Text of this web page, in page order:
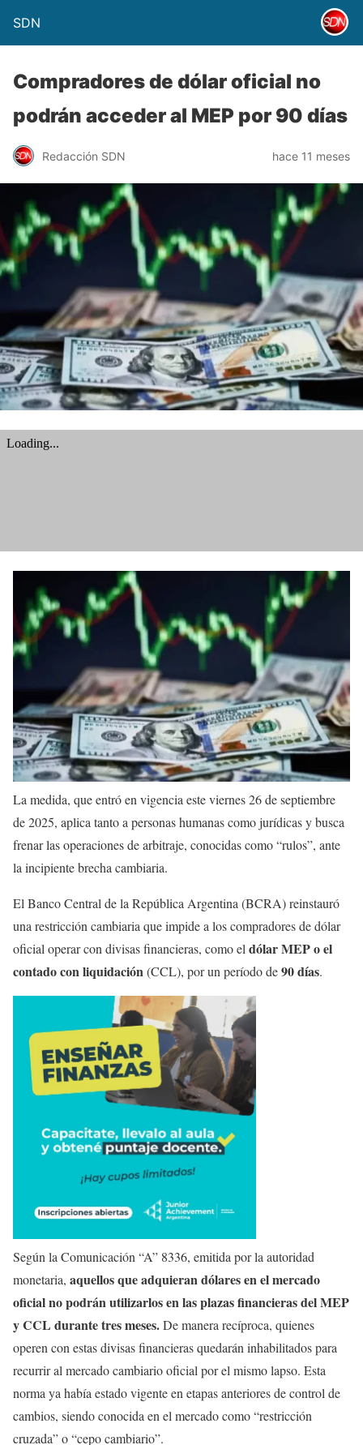
SDN
Compradores de dólar oficial no
podrán acceder al MEP por 90 días
Redacción SDN hace 11 meses
La medida, que entró en vigencia este viernes 26 de septiembre
de 2025, aplica tanto a personas humanas como jurídicas y busca
frenar las operaciones de arbitraje, conocidas como “rulos”, ante
la incipiente brecha cambiaria.
El Banco Central de la República Argentina (BCRA) reinstauró
una restricción cambiaria que impide a los compradores de dólar
oficial operar con divisas financieras, como el dólar MEP o el
contado con liquidación(CCL), por un período de90 días.
Según la Comunicación “A” 8336, emitida por la autoridad
monetaria, aquellos que adquieran dólares en el mercado
oficial no podrán utilizarlos en las plazas financieras del MEP
y CCL durante tres meses.De manera recíproca, quienes
operen con estas divisas financieras quedarán inhabilitados para
recurrir al mercado cambiario oficial por el mismo lapso. Esta
norma ya había estado vigente en etapas anteriores de control de
cambios, siendo conocida en el mercado como “restricción
cruzada” o “cepo cambiario”.